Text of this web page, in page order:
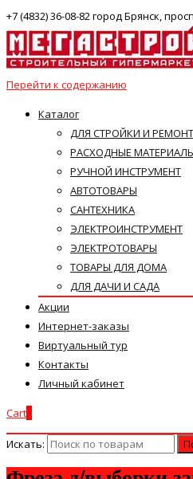
+7 (4832) 36-08-82 город Брянск,
Перейти к содержанию
Каталог
ДЛЯ СТРОЙКИ И
РАСХОДНЫЕ
РУЧНОЙ ИНСТРУМЕНТ
АВТОТОВАРЫ
САНТЕХНИКА
ЭЛЕКТРОИНСТРУМЕНТ
ЭЛЕКТРОТОВАРЫ
ТОВАРЫ ДЛЯ ДОМА
ДЛЯ ДАЧИ И САДА
Акции
Интернет-заказы
Виртуальный тур
Контакты
Личный кабинет
Cart
Искать: